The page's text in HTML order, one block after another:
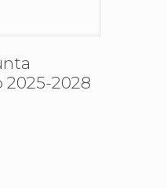
2025-2028